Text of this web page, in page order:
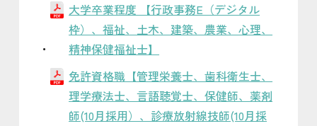
大学卒業程度 【行政事務E（デジタル
枠）、福祉、土木、建築、農業、心理、
精神保健福祉士】
免許資格職【管理栄養士、歯科衛生士、
理学療法士、言語聴覚士、保健師、薬剤
師(10月採用）、診療放射線技師(10月採